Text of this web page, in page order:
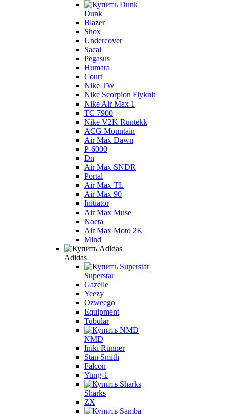
Dunk
Blazer
Shox
Undercover
Sacai
Pegasus
Humara
Court
Nike TW
Nike Scorpion Flyknit
Nike Air Max 1
TC 7900
Nike V2K Runtekk
ACG Mountain
Air Max Dawn
P-6000
Dn
Air Max SNDR
Portal
Air Max TL
Air Max 90
Initiator
Air Max Muse
Nocta
Air Max Moto 2K
Mind
Adidas
Superstar
Gazelle
Yeezy
Ozweego
Equipment
Tubular
NMD
Iniki Runner
Stan Smith
Falcon
Yung-1
Sharks
ZX